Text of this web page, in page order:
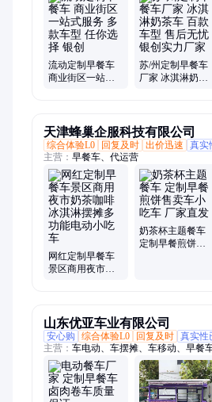
门卫值班、流动厕所、景区岗亭、岗亭
亭、银创定制、公园景区、岗亭警卫、
通设施、活动岗亭、警用警亭
流动定制早餐车
商业街区一站式
苏/州定制早餐车
厂家 冰淇淋奶茶
天津蜂巢企服科技有限公司
综合体验L0
回复及时 出价迅速 真实
主营： 早餐车、代运营
网红定制早餐车
景区商用夜市奶
奶茶杯主题餐车
定制早餐煎饼售
山东优亚车业有限公司
安心购
综合体验L0 回复及时 真实性
主营： 车电动、车摆摊、车移动、早餐
装车、美食车、袋袋馍、搬运车、车餐
饼车、平板车、摄影车、一体车、拉货
销车、烧烤车、快餐车、奶茶车、洗手间